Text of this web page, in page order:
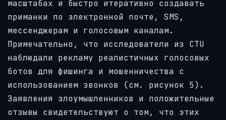
масштабах и быстро итеративно создавать
приманки по электронной почте, SMS,
мессенджерам и голосовым каналам.
Примечательно, что исследователи из CTU
наблюдали рекламу реалистичных голосовых
ботов для фишинга и мошенничества с
использованием звонков (см. рисунок 5).
Заявления злоумышленников и положительные
отзывы свидетельствуют о том, что этих